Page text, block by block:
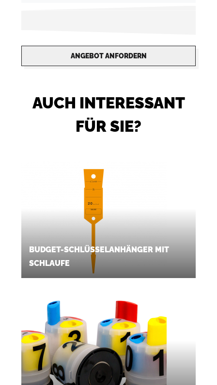
ANGEBOT ANFORDERN
AUCH INTERESSANT
FÜR SIE?
BUDGET-SCHLÜSSELANHÄNGER MIT
SCHLAUFE